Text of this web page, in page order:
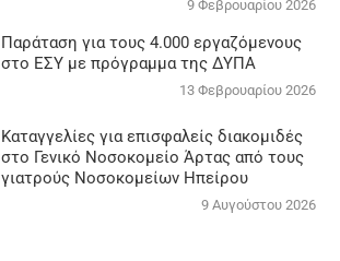
9 Φεβρουαρίου 2026
Παράταση για τους 4.000 εργαζόμενους
στο ΕΣΥ με πρόγραμμα της ΔΥΠΑ
13 Φεβρουαρίου 2026
Καταγγελίες για επισφαλείς διακομιδές
στο Γενικό Νοσοκομείο Άρτας από τους
γιατρούς Νοσοκομείων Ηπείρου
9 Αυγούστου 2026